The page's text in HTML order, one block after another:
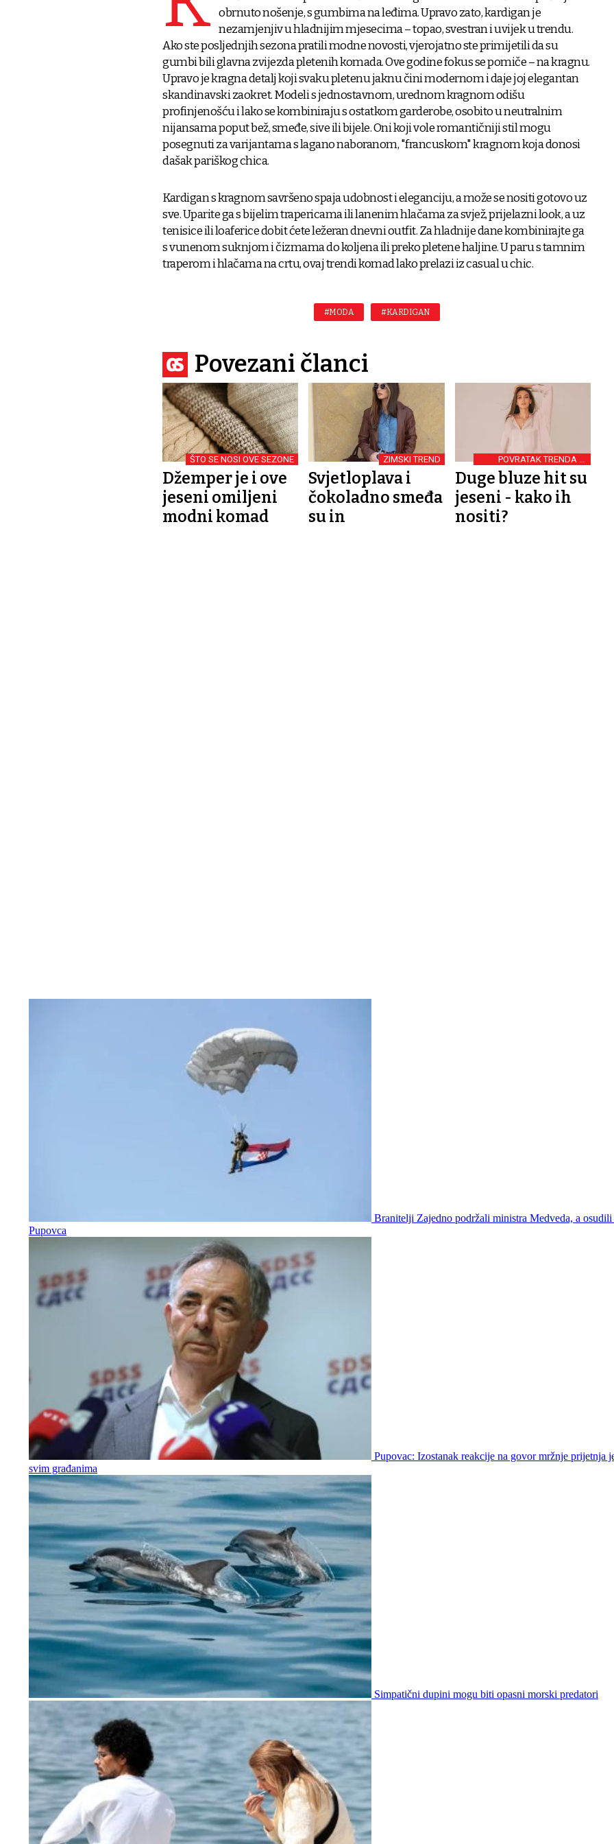
obrnuto nošenje, s gumbima na leđima. Upravo zato, kardigan je
nezamjenjiv u hladnijim mjesecima – topao, svestran i uvijek u trendu.
Ako ste posljednjih sezona pratili modne novosti, vjerojatno ste primijetili da su
gumbi bili glavna zvijezda pletenih komada. Ove godine fokus se pomiče – na kragnu.
Upravo je kragna detalj koji svaku pletenu jaknu čini modernom i daje joj elegantan
skandinavski zaokret. Modeli s jednostavnom, urednom kragnom odišu
profinjenošću i lako se kombiniraju s ostatkom garderobe, osobito u neutralnim
nijansama poput bež, smeđe, sive ili bijele. Oni koji vole romantičniji stil mogu
posegnuti za varijantama s lagano naboranom, "francuskom" kragnom koja donosi
dašak pariškog chica.
Kardigan s kragnom savršeno spaja udobnost i eleganciju, a može se nositi gotovo uz
sve. Uparite ga s bijelim trapericama ili lanenim hlačama za svjež, prijelazni look, a uz
tenisice ili loaferice dobit ćete ležeran dnevni outfit. Za hladnije dane kombinirajte ga
s vunenom suknjom i čizmama do koljena ili preko pletene haljine. U paru s tamnim
traperom i hlačama na crtu, ovaj trendi komad lako prelazi iz casual u chic.
#MODA #KARDIGAN
Povezani članci
ŠTO SE NOSI OVE SEZONE
Džemper je i ove
jeseni omiljeni
modni komad
ZIMSKI TREND
Svjetloplava i
čokoladno smeđa
su in
POVRATAK TRENDA IZ
2000-TIH
Duge bluze hit su
jeseni - kako ih
nositi?
Branitelji Zajedno podržali ministra Medveda, a
Pupovca
Pupovac: Izostanak reakcije na govor mržnje prijetnja
svim građanima
Simpatični dupini mogu biti opasni morski predatori